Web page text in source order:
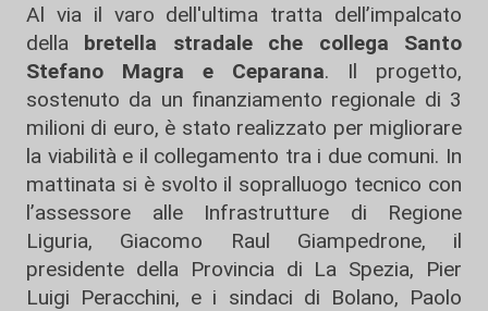
Al via il varo dell'ultima tratta dell’impalcato
della bretella stradale che collega Santo
Stefano Magra e Ceparana. Il progetto,
sostenuto da un finanziamento regionale di 3
milioni di euro, è stato realizzato per migliorare
la viabilità e il collegamento tra i due comuni. In
mattinata si è svolto il sopralluogo tecnico con
l’assessore alle Infrastrutture di Regione
Liguria, Giacomo Raul Giampedrone, il
presidente della Provincia di La Spezia, Pier
Luigi Peracchini, e i sindaci di Bolano, Paolo